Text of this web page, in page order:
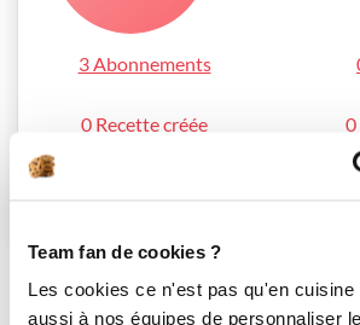
Team fan de cookies ?
Les cookies ce n'est pas qu'en
aussi à nos équipes de personnaliser
3 Abonnements
0 Recette créée 0